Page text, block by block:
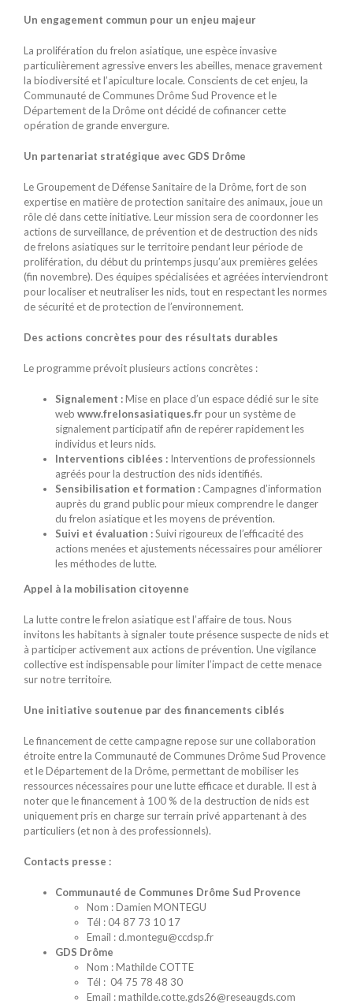
Un engagement commun pour un enjeu majeur
La prolifération du frelon asiatique, une espèce invasive
particulièrement agressive envers les abeilles, menace gravement
la biodiversité et l’apiculture locale. Conscients de cet enjeu, la
Communauté de Communes Drôme Sud Provence et le
Département de la Drôme ont décidé de cofinancer cette
opération de grande envergure.
Un partenariat stratégique avec GDS Drôme
Le Groupement de Défense Sanitaire de la Drôme, fort de son
expertise en matière de protection sanitaire des animaux, joue un
rôle clé dans cette initiative. Leur mission sera de coordonner les
actions de surveillance, de prévention et de destruction des nids
de frelons asiatiques sur le territoire pendant leur période de
prolifération, du début du printemps jusqu’aux premières gelées
(fin novembre). Des équipes spécialisées et agréées interviendront
pour localiser et neutraliser les nids, tout en respectant les normes
de sécurité et de protection de l’environnement.
Des actions concrètes pour des résultats durables
Le programme prévoit plusieurs actions concrètes :
Signalement :Mise en place d’un espace dédié sur le site
web www.frelonsasiatiques.frpour un système de
signalement participatif afin de repérer rapidement les
individus et leurs nids.
Interventions ciblées : Interventions de professionnels
agréés pour la destruction des nids identifiés.
Sensibilisation et formation : Campagnes d’information
auprès du grand public pour mieux comprendre le danger
du frelon asiatique et les moyens de prévention.
Suivi et évaluation :Suivi rigoureux de l’efficacité des
actions menées et ajustements nécessaires pour améliorer
les méthodes de lutte.
Appel à la mobilisation citoyenne
La lutte contre le frelon asiatique est l’affaire de tous. Nous
invitons les habitants à signaler toute présence suspecte de nids et
à participer activement aux actions de prévention. Une vigilance
collective est indispensable pour limiter l’impact de cette menace
sur notre territoire.
Une initiative soutenue par des financements ciblés
Le financement de cette campagne repose sur une collaboration
étroite entre la Communauté de Communes Drôme Sud Provence
et le Département de la Drôme, permettant de mobiliser les
ressources nécessaires pour une lutte efficace et durable. Il est à
noter que le financement à 100 % de la destruction de nids est
uniquement pris en charge sur terrain privé appartenant à des
particuliers (et non à des professionnels).
Contacts presse :
Communauté de Communes Drôme Sud Provence
Nom : Damien MONTEGU
Tél : 04 87 73 10 17
Email : d.montegu@ccdsp.fr
GDS Drôme
Nom : Mathilde COTTE
Tél : 04 75 78 48 30
Email : mathilde.cotte.gds26@reseaugds.com